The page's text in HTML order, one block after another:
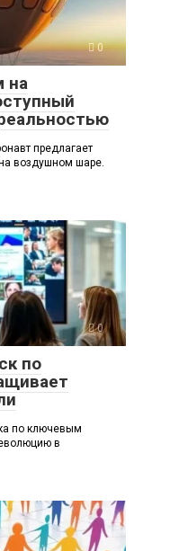
0
на
предлагает
воздушном шаре.
0
по
по ключевым
в